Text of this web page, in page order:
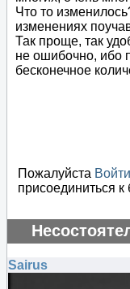
Что то
изменениях
Так проще, так
не ошибочно, ибо
бесконечное
Пожалуйста Войти
присоединиться к
энергии
Sairus